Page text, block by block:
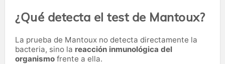
¿Qué detecta el test de Mantoux?
La prueba de Mantoux no detecta directamente la
bacteria, sino la reacción inmunológica del
organismo frente a ella.